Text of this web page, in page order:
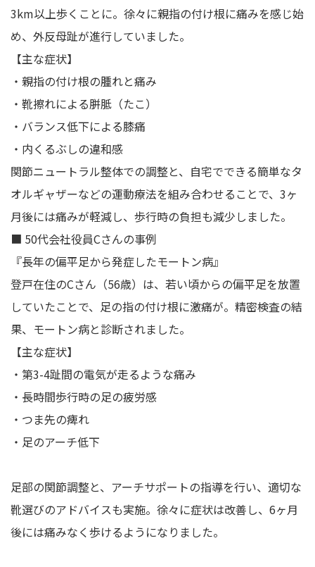
3km以上歩くことに。徐々に親指の付け根に痛みを感じ始
め、外反母趾が進行していました。
【主な症状】
・親指の付け根の腫れと痛み
・靴擦れによる胼胝（たこ）
・バランス低下による膝痛
・内くるぶしの違和感
関節ニュートラル整体での調整と、自宅でできる簡単なタ
オルギャザーなどの運動療法を組み合わせることで、3ヶ
月後には痛みが軽減し、歩行時の負担も減少しました。
■ 50代会社役員Cさんの事例
『長年の偏平足から発症したモートン病』
登戸在住のCさん（56歳）は、若い頃からの偏平足を放置
していたことで、足の指の付け根に激痛が。精密検査の結
果、モートン病と診断されました。
【主な症状】
・第3-4趾間の電気が走るような痛み
・長時間歩行時の足の疲労感
・つま先の痺れ
・足のアーチ低下
足部の関節調整と、アーチサポートの指導を行い、適切な
靴選びのアドバイスも実施。徐々に症状は改善し、6ヶ月
後には痛みなく歩けるようになりました。